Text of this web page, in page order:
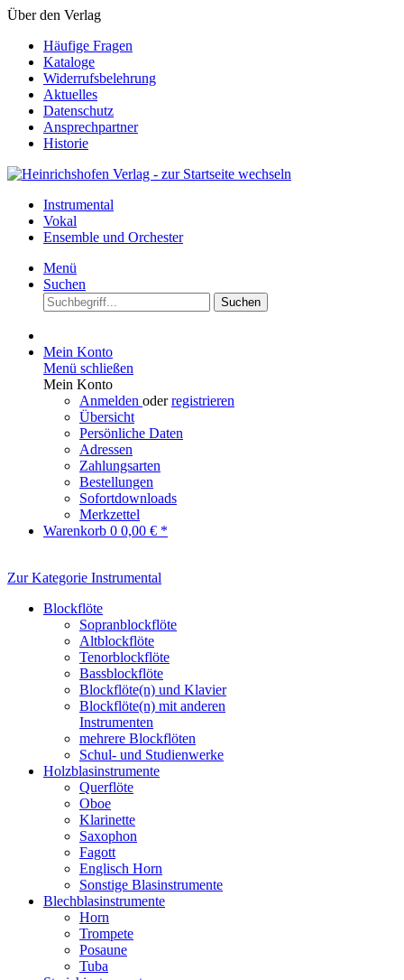
Über den Verlag
Häufige Fragen
Kataloge
Widerrufsbelehrung
Aktuelles
Datenschutz
Ansprechpartner
Historie
Instrumental
Vokal
Ensemble und Orchester
Menü
Suchen
Suchen
Mein Konto
Menü schließen
Mein Konto
Anmelden oderregistrieren
Übersicht
Persönliche Daten
Adressen
Zahlungsarten
Bestellungen
Sofortdownloads
Merkzettel
Warenkorb 0 0,00 € *
Zur Kategorie Instrumental
Blockflöte
Sopranblockflöte
Altblockflöte
Tenorblockflöte
Bassblockflöte
Blockflöte(n) und Klavier
Blockflöte(n) mit anderen
Instrumenten
mehrere Blockflöten
Schul- und Studienwerke
Holzblasinstrumente
Querflöte
Oboe
Klarinette
Saxophon
Fagott
Englisch Horn
Sonstige Blasinstrumente
Blechblasinstrumente
Horn
Trompete
Posaune
Tuba